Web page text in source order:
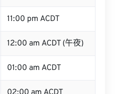
11:00 pm ACDT
12:00 am ACDT (午夜)
01:00 am ACDT